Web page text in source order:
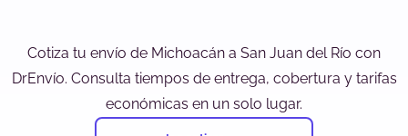
Cotiza tu envío de Michoacán a San Juan del Río con
DrEnvío. Consulta tiempos de entrega, cobertura y tarifas
económicas en un solo lugar.